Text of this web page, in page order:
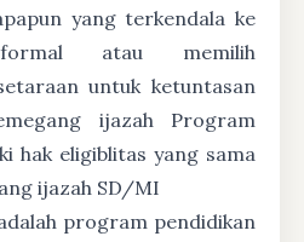
yang terkendala ke
atau memilih
untuk ketuntasan
ijazah Program
hak eligiblitas yang sama
ijazah SD/MI
program pendidikan